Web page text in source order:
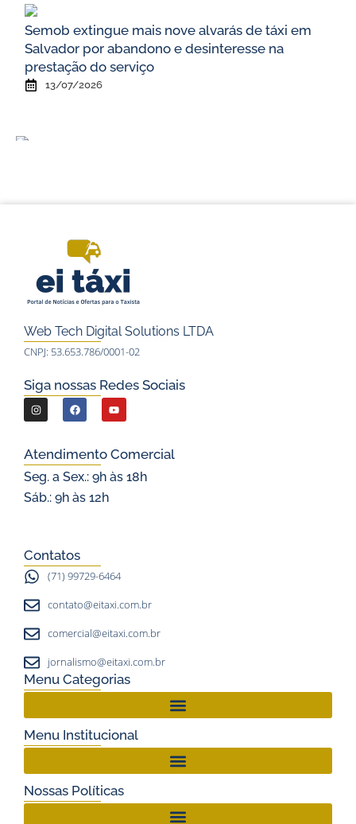
Semob extingue mais nove alvarás de táxi em
Salvador por abandono e desinteresse na
prestação do serviço
13/07/2026
Web Tech Digital Solutions LTDA
CNPJ: 53.653.786/0001-02
Siga nossas Redes Sociais
I
n
s
t
a
g
m
F
a
e
b
o
Y
o
u
u
Atendimento Comercial
Seg. a Sex.: 9h às 18h
Sáb.: 9h às 12h
Contatos
(71) 99729-6464
contato@eitaxi.com.br
comercial@eitaxi.com.br
jornalismo@eitaxi.com.br
Menu Categorias
Menu Institucional
Nossas Políticas